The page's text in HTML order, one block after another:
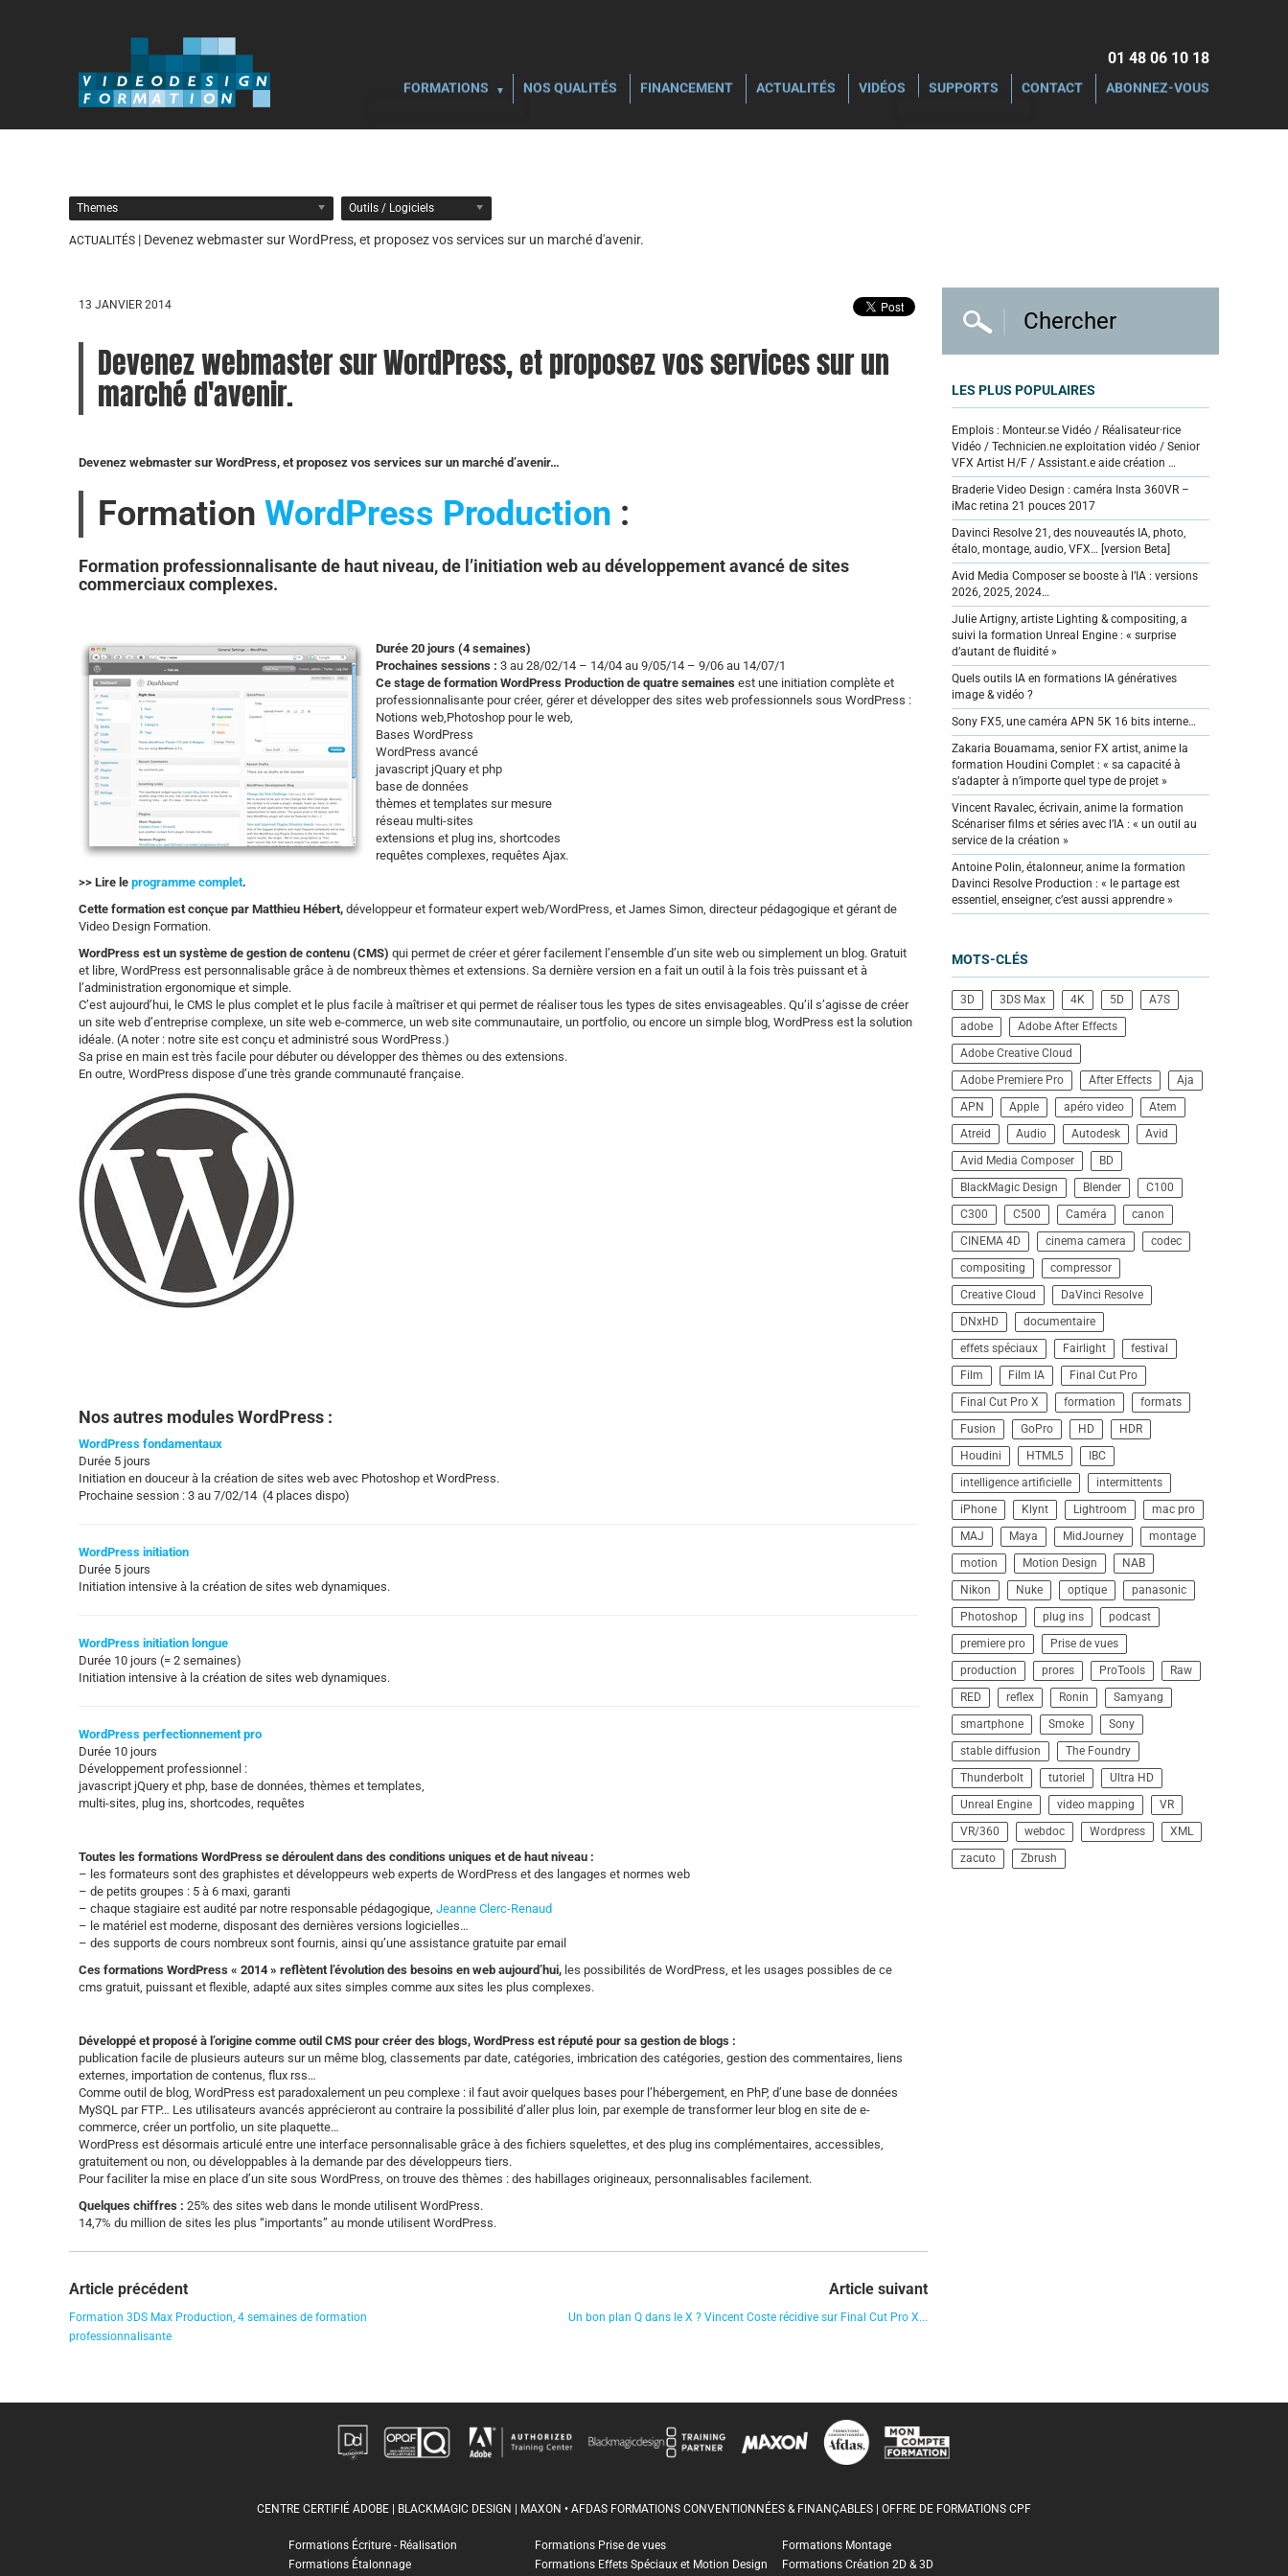
01 48 06 10 18‬
FORMATIONS NOS QUALITÉS FINANCEMENT ACTUALITÉS VIDÉOS SUPPORTS CONTACT ABONNEZ-VOUS
Themes Outils / Logiciels
ACTUALITÉS | Devenez webmaster sur WordPress, et proposez vos services sur un marché d'avenir.
13 JANVIER 2014
Devenez webmaster sur WordPress, et proposez vos services sur un
marché d'avenir.
Devenez webmaster sur WordPress, et proposez vos services sur un marché d’avenir…
Formation WordPress Production :
Formation professionnalisante de haut niveau, de l’initiation web au développement avancé de sites
commerciaux complexes.
Durée 20 jours (4 semaines)
Prochaines sessions : 3 au 28/02/14 – 14/04 au 9/05/14 – 9/06 au 14/07/1
Ce stage de formation WordPress Production de quatre semaines est une initiation complète et
professionnalisante pour créer, gérer et développer des sites web professionnels sous WordPress :
Notions web,Photoshop pour le web,
Bases WordPress
WordPress avancé
javascript jQuary et php
base de données
thèmes et templates sur mesure
réseau multi-sites
extensions et plug ins, shortcodes
requêtes complexes, requêtes Ajax.
>> Lire le programme complet.
Cette formation est conçue par Matthieu Hébert, développeur et formateur expert web/WordPress, et James Simon, directeur pédagogique et gérant de
Video Design Formation.
WordPress est un système de gestion de contenu (CMS) qui permet de créer et gérer facilement l’ensemble d’un site web ou simplement un blog. Gratuit
et libre, WordPress est personnalisable grâce à de nombreux thèmes et extensions. Sa dernière version en a fait un outil à la fois très puissant et à
l’administration ergonomique et simple.
C’est aujourd’hui, le CMS le plus complet et le plus facile à maîtriser et qui permet de réaliser tous les types de sites envisageables. Qu’il s’agisse de créer
un site web d’entreprise complexe, un site web e-commerce, un web site communautaire, un portfolio, ou encore un simple blog, WordPress est la solution
idéale. (A noter : notre site est conçu et administré sous WordPress.)
Sa prise en main est très facile pour débuter ou développer des thèmes ou des extensions.
En outre, WordPress dispose d’une très grande communauté française.
Nos autres modules WordPress :
WordPress fondamentaux
Durée 5 jours
Initiation en douceur à la création de sites web avec Photoshop et WordPress.
Prochaine session : 3 au 7/02/14 (4 places dispo)
WordPress initiation
Durée 5 jours
Initiation intensive à la création de sites web dynamiques.
WordPress initiation longue
Durée 10 jours (= 2 semaines)
Initiation intensive à la création de sites web dynamiques.
WordPress perfectionnement pro
Durée 10 jours
Développement professionnel :
javascript jQuery et php, base de données, thèmes et templates,
multi-sites, plug ins, shortcodes, requêtes
Toutes les formations WordPress se déroulent dans des conditions uniques et de haut niveau :
– les formateurs sont des graphistes et développeurs web experts de WordPress et des langages et normes web
– de petits groupes : 5 à 6 maxi, garanti
– chaque stagiaire est audité par notre responsable pédagogique, Jeanne Clerc-Renaud
– le matériel est moderne, disposant des dernières versions logicielles…
– des supports de cours nombreux sont fournis, ainsi qu’une assistance gratuite par email
Ces formations WordPress « 2014 » reflètent l’évolution des besoins en web aujourd’hui, les possibilités de WordPress, et les usages possibles de ce
cms gratuit, puissant et flexible, adapté aux sites simples comme aux sites les plus complexes.
Développé et proposé à l’origine comme outil CMS pour créer des blogs, WordPress est réputé pour sa gestion de blogs :
publication facile de plusieurs auteurs sur un même blog, classements par date, catégories, imbrication des catégories, gestion des commentaires, liens
externes, importation de contenus, flux rss…
Comme outil de blog, WordPress est paradoxalement un peu complexe : il faut avoir quelques bases pour l’hébergement, en PhP, d’une base de données
MySQL par FTP… Les utilisateurs avancés apprécieront au contraire la possibilité d’aller plus loin, par exemple de transformer leur blog en site de e-
commerce, créer un portfolio, un site plaquette…
WordPress est désormais articulé entre une interface personnalisable grâce à des fichiers squelettes, et des plug ins complémentaires, accessibles,
gratuitement ou non, ou développables à la demande par des développeurs tiers.
Pour faciliter la mise en place d’un site sous WordPress, on trouve des thèmes : des habillages origineaux, personnalisables facilement.
Quelques chiffres : 25% des sites web dans le monde utilisent WordPress.
14,7% du million de sites les plus “importants” au monde utilisent WordPress.
Article précédent
Formation 3DS Max Production, 4 semaines de formation
professionnalisante
Article suivant
Un bon plan Q dans le X ? Vincent Coste récidive sur Final Cut Pro X...
LES PLUS POPULAIRES
Emplois : Monteur.se Vidéo / Réalisateur·rice
Vidéo / Technicien.ne exploitation vidéo / Senior
VFX Artist H/F / Assistant.e aide création …
Braderie Video Design : caméra Insta 360VR –
iMac retina 21 pouces 2017
Davinci Resolve 21, des nouveautés IA, photo,
étalo, montage, audio, VFX… [version Beta]
Avid Media Composer se booste à l’IA : versions
2026, 2025, 2024…
Julie Artigny, artiste Lighting & compositing, a
suivi la formation Unreal Engine : « surprise
d’autant de fluidité »
Quels outils IA en formations IA génératives
image & vidéo ?
Sony FX5, une caméra APN 5K 16 bits interne…
Zakaria Bouamama, senior FX artist, anime la
formation Houdini Complet : « sa capacité à
s’adapter à n’importe quel type de projet »
Vincent Ravalec, écrivain, anime la formation
Scénariser films et séries avec l’IA : « un outil au
service de la création »
Antoine Polin, étalonneur, anime la formation
Davinci Resolve Production : « le partage est
essentiel, enseigner, c’est aussi apprendre »
MOTS-CLÉS
3D 3DS Max 4K 5D
A7S
adobe
Adobe After Effects
Adobe Creative Cloud
Adobe Premiere Pro
After Effects
Aja
APN
Apple apéro video
Atem
Atreid
Audio Autodesk
Avid
Avid Media Composer
BD
BlackMagic Design
Blender
C100
C300
C500 Caméra
canon
CINEMA 4D
cinema camera
codec
compositing
compressor
Creative Cloud
DaVinci Resolve
DNxHD
documentaire
effets spéciaux
Fairlight
festival
Film
Film IA
Final Cut Pro
Final Cut Pro X
formation
formats
Fusion
GoPro HD
HDR
Houdini
HTML5
IBC
intelligence artificielle
intermittents
iPhone
Klynt Lightroom
mac pro
MAJ
Maya MidJourney
montage
motion
Motion Design
NAB
Nikon
Nuke optique
panasonic
Photoshop
plug ins
podcast
premiere pro
Prise de vues
production
prores ProTools
Raw
RED
reflex Ronin
Samyang
smartphone
Smoke
Sony
stable diffusion
The Foundry
Thunderbolt
tutoriel
Ultra HD
Unreal Engine
video mapping
VR
VR/360
webdoc Wordpress
XML
zacuto
Zbrush
CENTRE CERTIFIÉ ADOBE | BLACKMAGIC DESIGN | MAXON • AFDAS FORMATIONS CONVENTIONNÉES & FINANÇABLES | OFFRE DE FORMATIONS CPF
Formations Écriture - Réalisation Formations Prise de vues
Formations Montage
Formations Étalonnage
Formations Effets Spéciaux et Motion Design Formations Création 2D & 3D